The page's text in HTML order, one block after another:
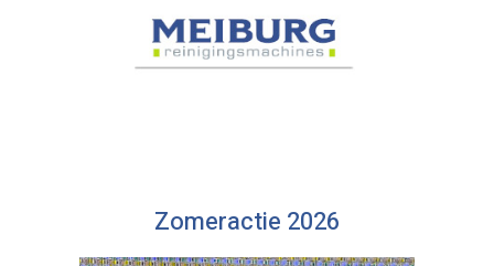
Zomeractie 2026